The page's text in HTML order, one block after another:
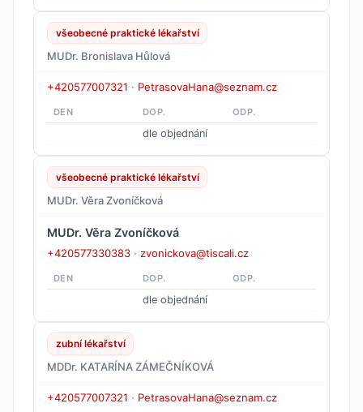
všeobecné praktické lékařství
MUDr. Bronislava Hůlová
+420577007321 · PetrasovaHana@seznam.cz
DEN DOP. ODP.
dle objednání
všeobecné praktické lékařství
MUDr. Věra Zvoníčková
MUDr. Věra Zvoníčková
+420577330383 · zvonickova@tiscali.cz
DEN DOP. ODP.
dle objednání
zubní lékařství
MDDr. KATARÍNA ZÁMEČNÍKOVÁ
+420577007321 · PetrasovaHana@seznam.cz